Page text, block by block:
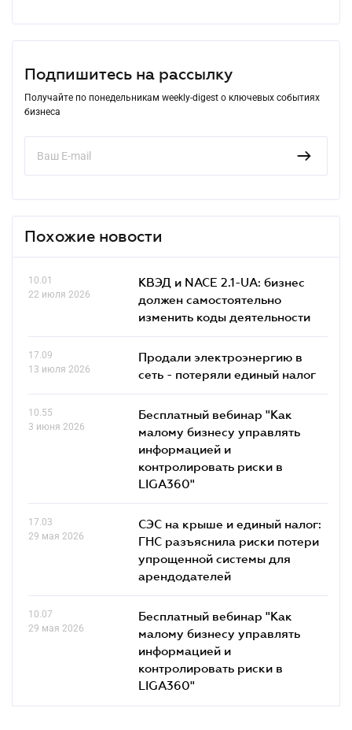
Подпишитесь на рассылку
Получайте по понедельникам weekly-digest о ключевых событиях
бизнеса
Похожие новости
10.01
22 июля 2026
КВЭД и NACE 2.1-UA: бизнес
должен самостоятельно
изменить коды деятельности
17.09
13 июля 2026
Продали электроэнергию в
сеть - потеряли единый налог
10.55
3 июня 2026
Бесплатный вебинар "Как
малому бизнесу управлять
информацией и
контролировать риски в
LIGA360"
17.03
29 мая 2026
СЭС на крыше и единый налог:
ГНС разъяснила риски потери
упрощенной системы для
арендодателей
10.07
29 мая 2026
Бесплатный вебинар "Как
малому бизнесу управлять
информацией и
контролировать риски в
LIGA360"